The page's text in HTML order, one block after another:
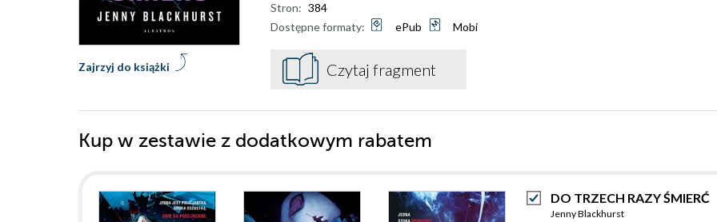
Zajrzyj do książki
Stron: 384
Dostępne formaty:
ePub Mobi
Czytaj fragment
Kup w zestawie z dodatkowym rabatem
DO TRZECH RAZY ŚMIERĆ
Jenny Blackhurst